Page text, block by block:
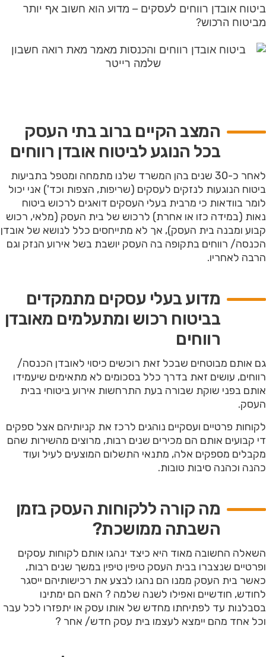
ביטוח אובדן רווחים לעסקים – מדוע הוא חשוב אף יותר
מביטוח הרכוש?
המצב הקיים ברוב בתי העסק
בכל הנוגע לביטוח אובדן רווחים
לאחר כ-30 שנים בהן המשרד שלנו מתמחה ומטפל בתביעות
ביטוח הנוגעות לנזקים לעסקים (שריפות, הצפות וכד') אני יכול
לומר בוודאות כי מרבית בעלי העסקים דואגים לרכוש ביטוח
נאות (במידה כזו או אחרת) לרכוש של בית העסק (מלאי, רכוש
קבוע ומבנה בית העסק), אך לא מתייחסים כלל לנושא של אובדן
הכנסה/ רווחים בתקופה בה העסק יושבת בשל אירוע הנזק וגם
הרבה לאחריו.
מדוע בעלי עסקים מתמקדים
בביטוח רכוש ומתעלמים מאובדן
רווחים
גם אותם מבוטחים שבכל זאת רוכשים כיסוי לאובדן הכנסה/
רווחים, עושים זאת בדרך כלל בסכומים לא מתאימים שיעמידו
אותם בפני שוקת שבורה בעת התרחשות אירוע ביטוחי בבית
העסק.
לקוחות פרטיים ועסקיים נוהגים לרכז את קניותיהם אצל ספקים
די קבועים אותם הם מכירים שנים רבות, מרוצים מהשירות שהם
מקבלים מספקים אלה, מתנאי התשלום המוצעים לעיל ועוד
כהנה וכהנה סיבות טובות.
מה קורה ללקוחות העסק בזמן
השבתה ממושכת?
השאלה החשובה מאוד היא כיצד ינהגו אותם לקוחות עסקים
ופרטיים שנצברו בבית העסק טיפין טיפין במשך שנים רבות,
כאשר בית העסק ממנו הם נהגו לבצע את רכישותיהם ייסגר
לחודש, חודשיים ואפילו לשנה שלמה ? האם הם ימתינו
בסבלנות עד לפתיחתו מחדש של אותו עסק או יתפזרו לכל עבר
וכל אחד מהם יימצא לעצמו בית עסק חדש/ אחר ?